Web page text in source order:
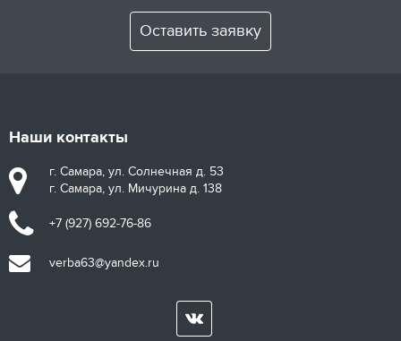
Оставить заявку
Наши контакты
г. Самара, ул. Солнечная д. 53
г. Самара, ул. Мичурина д. 138
+7 (927) 692-76-86
verba63@yandex.ru